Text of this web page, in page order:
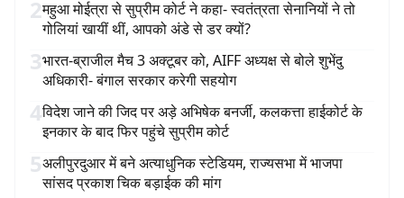
2महुआ मोईत्रा से सुप्रीम कोर्ट ने कहा- स्वतंत्रता सेनानियों ने तो
गोलियां खायीं थीं, आपको अंडे से डर क्यों?
3भारत-ब्राजील मैच 3 अक्टूबर को, AIFF अध्यक्ष से बोले शुभेंदु
अधिकारी- बंगाल सरकार करेगी सहयोग
4विदेश जाने की जिद पर अड़े अभिषेक बनर्जी, कलकत्ता हाईकोर्ट के
इनकार के बाद फिर पहुंचे सुप्रीम कोर्ट
5अलीपुरदुआर में बने अत्याधुनिक स्टेडियम, राज्यसभा में भाजपा
सांसद प्रकाश चिक बड़ाईक की मांग